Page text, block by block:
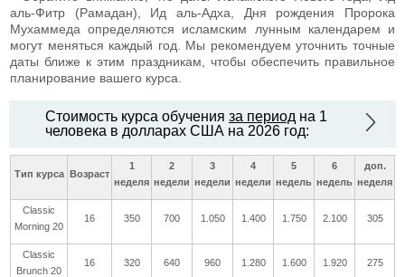
аль-Фитр (Рамадан), Ид аль-Адха, Дня рождения Пророка
Мухаммеда определяются исламским лунным календарем и
могут меняться каждый год. Мы рекомендуем уточнить точные
даты ближе к этим праздникам, чтобы обеспечить правильное
планирование вашего курса.
Стоимость курса обучения за период на 1
человека в долларах США на 2026 год:
Тип курса Возраст
1
неделя
2
недели
3
недели
4
недели
5
недель
6
недель
доп.
неделя
Classic
Morning 20
16 350 700 1.050 1.400 1.750 2.100 305
Classic
Brunch 20
16 320 640 960 1.280 1.600 1.920 275